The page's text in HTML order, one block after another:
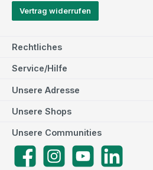
Vertrag widerrufen
Rechtliches
Service/Hilfe
Unsere Adresse
Unsere Communities
FacebookInstagramYouTube
Unsere Shops